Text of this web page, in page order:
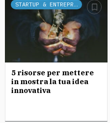
STARTUP & ENTREPRENEURSHIP
5 risorse per mettere
in mostra la tua idea
innovativa